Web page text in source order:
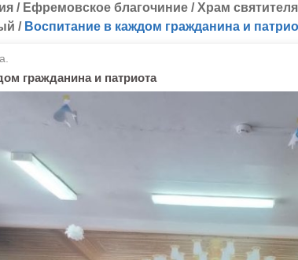
/ Ефремовское благочиние /Храм
/ Воспитание в каждом гражданина и
гражданина и патриота